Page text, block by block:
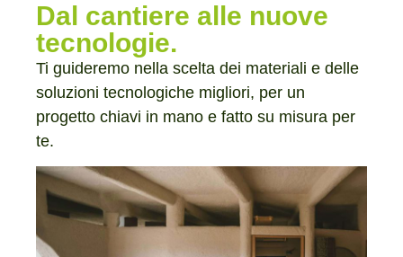
Dal cantiere alle nuove
tecnologie.
Ti guideremo nella scelta dei materiali e delle
soluzioni tecnologiche migliori, per un
progetto chiavi in mano e fatto su misura per
te.